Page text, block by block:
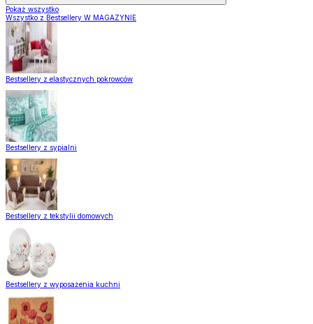
Pokaż wszystko
Wszystko z Bestsellery W MAGAZYNIE
Bestsellery z elastycznych pokrowców
Bestsellery z sypialni
Bestsellery z tekstylii domowych
Bestsellery z wyposażenia kuchni